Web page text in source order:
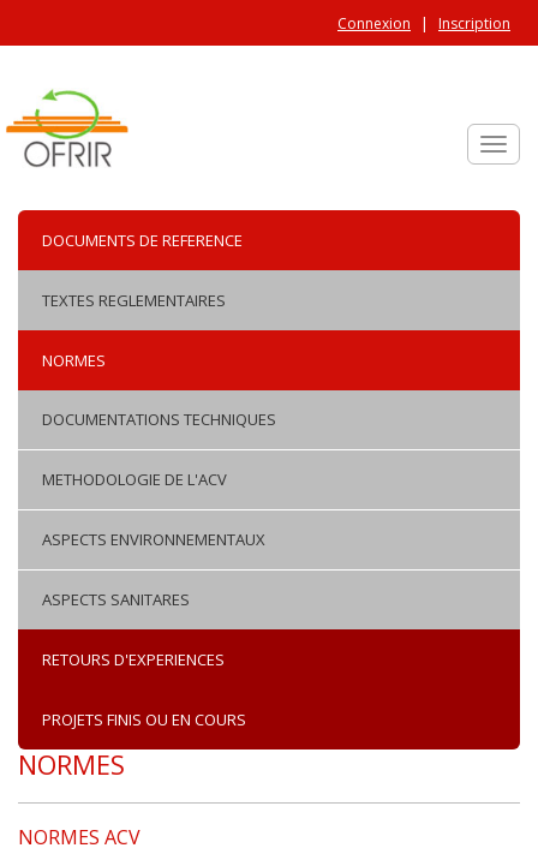
Connexion Inscription
DOCUMENTS DE REFERENCE
TEXTES REGLEMENTAIRES
NORMES
DOCUMENTATIONS TECHNIQUES
METHODOLOGIE DE L'ACV
ASPECTS ENVIRONNEMENTAUX
ASPECTS SANITARES
RETOURS D'EXPERIENCES
PROJETS FINIS OU EN COURS
NORMES
NORMES ACV